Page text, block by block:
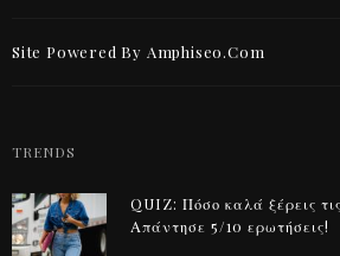
Site Powered By Amphiseo.com
TRENDS
QUIZ: Πόσο καλά ξέρεις
Απάντησε 5/10 ερωτήσεις!